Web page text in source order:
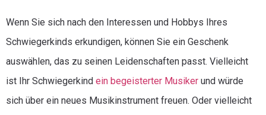
Wenn Sie sich nach den Interessen und Hobbys Ihres
Schwiegerkinds erkundigen, können Sie ein Geschenk
auswählen, das zu seinen Leidenschaften passt. Vielleicht
ist Ihr Schwiegerkind ein begeisterter Musiker und würde
sich über ein neues Musikinstrument freuen. Oder vielleicht